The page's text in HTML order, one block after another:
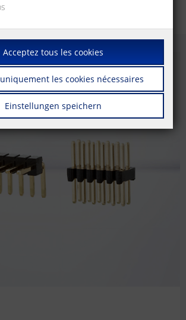
de fil horizontale et verticale), que dans la
(avec insertion de fil verticale).
Acceptez tous les cookies
les cookies nécessaires
Einstellungen speichern